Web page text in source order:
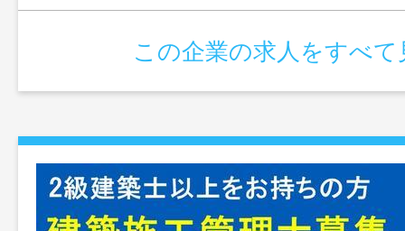
この企業の求人をすべて